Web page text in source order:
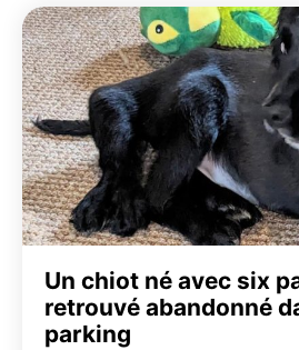
Un chiot né avec six
retrouvé abandonné
parking